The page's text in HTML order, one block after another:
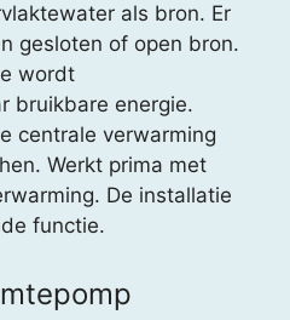
als bron. Er
gesloten of open bron.
wordt
bruikbare energie.
centrale verwarming
Werkt prima met
De installatie
functie.